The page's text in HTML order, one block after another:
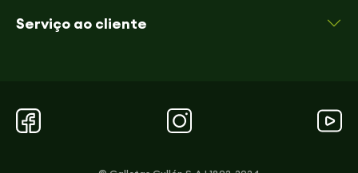
Serviço ao cliente